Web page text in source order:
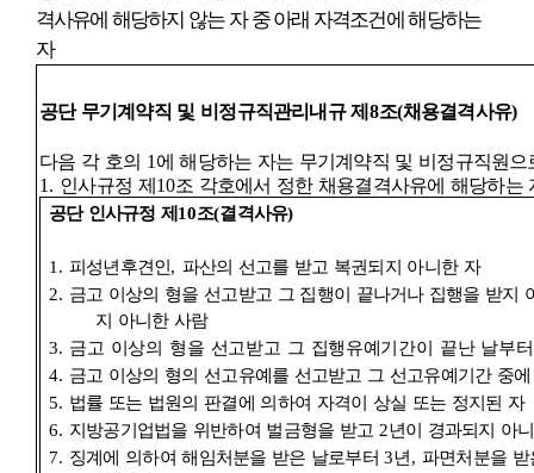
격사유에 해당하지 않는 자 중 아래 자격조건에 해당하는
자
공단 무기계약직 및 비정규직관리내규 제 8조(채용결격사유)
다음 각 호의 1 에 해당하는 자는 무기계약직 및 비정규직원
1. 인사규정 제 10조 각호에서 정한 채용결격사유에 해당하는
공단 인사규정 제 10조(결격사유)
1. 피성년후견인 , 파산의 선고를 받고 복권되지 아니한 자
2. 금고 이상의 형을 선고받고 그 집행이 끝나거나 집행을 받지
지 아니한 사람
3. 금고 이상의 형을 선고받고 그 집행유예기간이 끝난 날부
4. 금고 이상의 형의 선고유예를 선고받고 그 선고유예기간 중
5. 법률 또는 법원의 판결에 의하여 자격이 상실 또는 정지된 자
6. 지방공기업법을 위반하여 벌금형을 받고 2년이 경과되지 아
7. 징계에 의하여 해임처분을 받은 날로부터3년 , 파면처분을